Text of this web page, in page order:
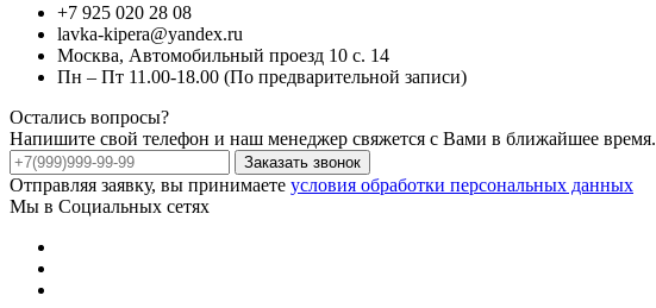
+7 925 020 28 08
lavka-kipera@yandex.ru
Москва, Автомобильный проезд 10 с. 14
Пн – Пт 11.00-18.00 (По предварительной записи)
Остались вопросы?
Напишите свой телефон и наш менеджер свяжется с Вами в ближайшее время.
Заказать звонок
Отправляя заявку, вы принимаете условия обработки персональных данных
Мы в Социальных сетях